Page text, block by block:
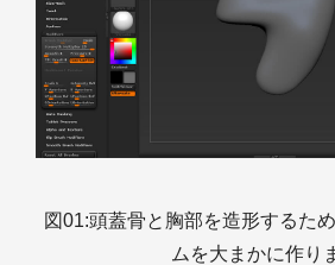
図01:頭蓋骨と胸部を造形するた
ムを大まかに作り